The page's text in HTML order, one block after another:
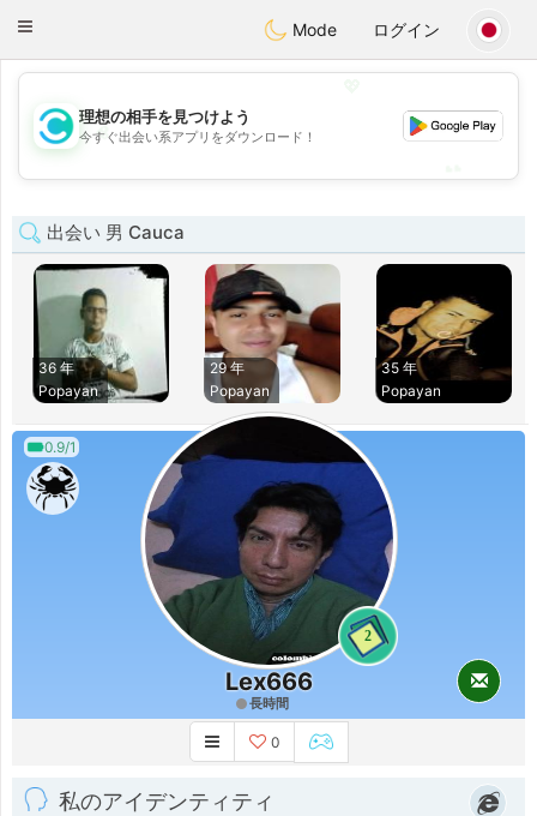
olombiaCitas
Toggle
Mode ログイン
💖
💕
理想の相手を見つけよう
今すぐ出会い系アプリをダウンロード！
出会い 男 Cauca
36 年
Popayan
29 年
Popayan
35 年
Popayan
0.9/1
2
Lex666
長時間
0
私のアイデンティティ